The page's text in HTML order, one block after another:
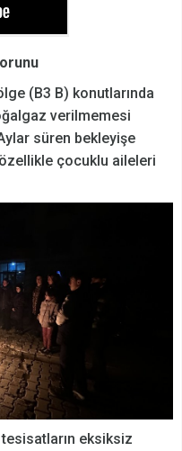
(B3 B) konutlarında
verilmemesi
süren bekleyişe
çocuklu aileleri
eksiksiz